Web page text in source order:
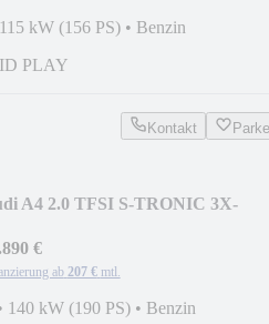
115 kW (156 PS) • Benzin
PLAY
Kontakt
A4 2.0 TFSI S-TRONIC 3X-
€
ab 207 € mtl.
140 kW (190 PS) • Benzin